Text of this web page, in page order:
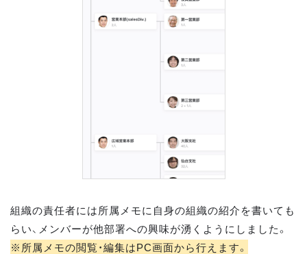
組織の責任者には所属メモに自身の組織の紹介を書いても
らい、メンバーが他部署への興味が湧くようにしました。
※所属メモの閲覧・編集はPC画面から行えます。